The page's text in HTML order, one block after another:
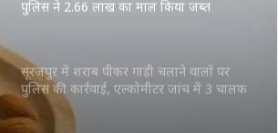
पुलिस ने 2.66 लाख का माल किया जब्त
सूरजपुर में शराब पीकर गाड़ी चलाने वालों पर
पुलिस की कार्रवाई, एल्कोमीटर जांच में 3 चालक
पकड़े गए